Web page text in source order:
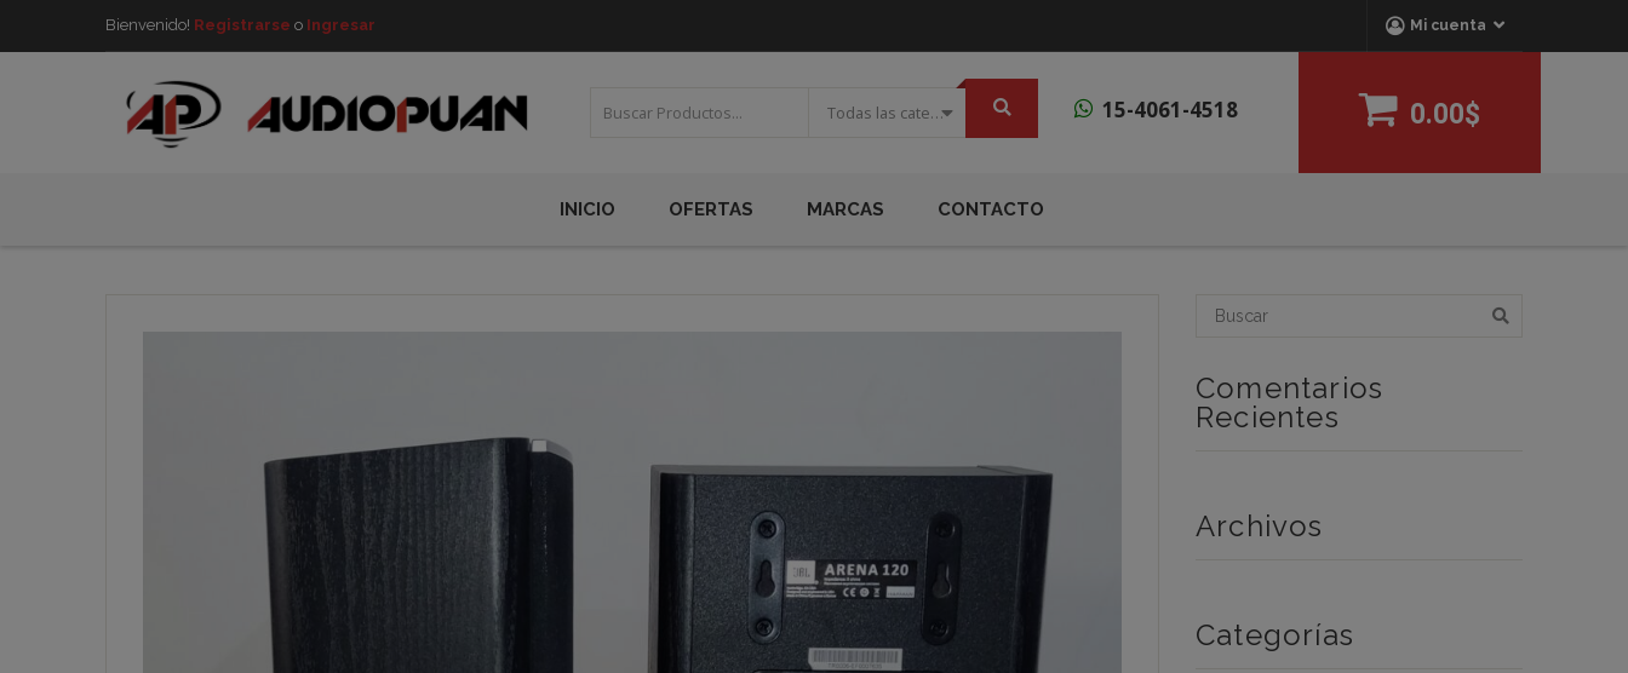
Bienvenido! Registrarse o Ingresar Mi cuenta
Todas las categorias 15-4061-4518 0.00$
INICIO OFERTAS MARCAS CONTACTO
Comentarios
Recientes
Archivos
Categorías